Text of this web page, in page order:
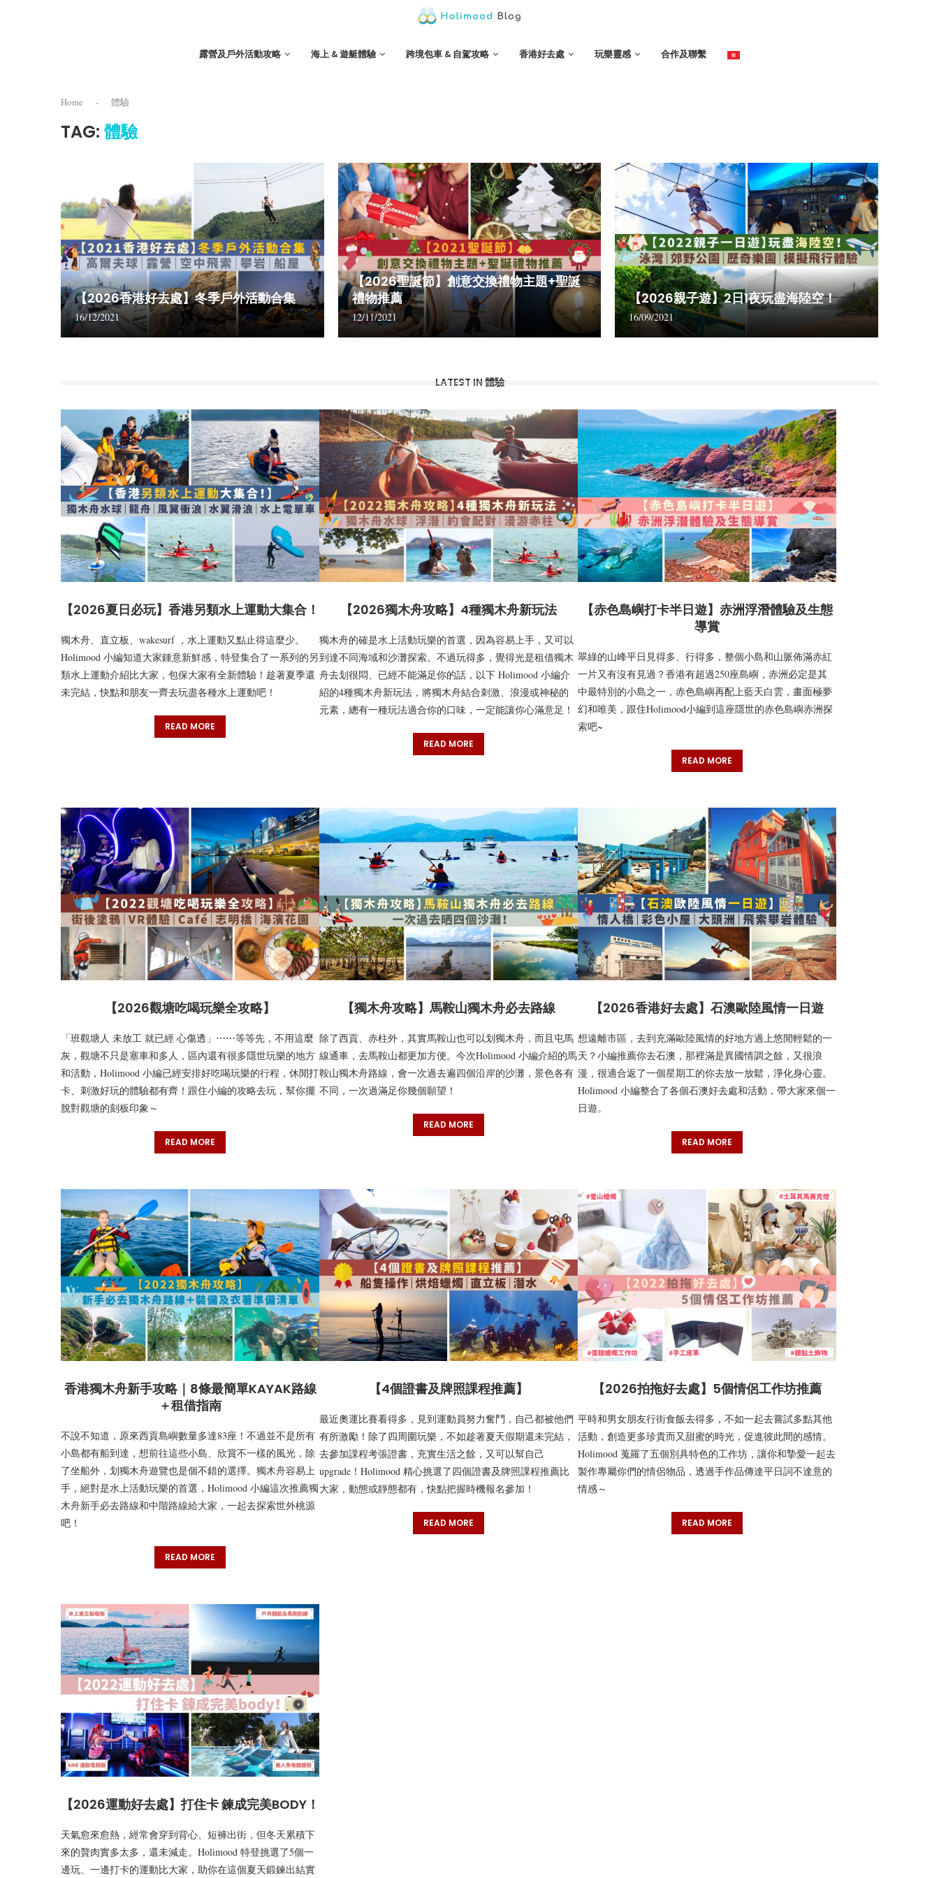
露營及戶外活動攻略 海上 & 遊艇體驗 跨境包車 & 自駕攻略 香港好去處 玩樂靈感 合作及聯繫
Home - 體驗
TAG: 體驗
【2026香港好去處】冬季戶外活動合集
16/12/2021
【2026聖誕節】創意交換禮物主題+聖誕
禮物推薦
12/11/2021
【2026親子遊】2日1夜玩盡海陸空！
16/09/2021
LATEST IN 體驗
【2026夏日必玩】香港另類水上運動大集合！
獨木舟、直立板、wakesurf ，水上運動又點止得這麼少。
Holimood 小編知道大家鍾意新鮮感，特登集合了一系列的另
類水上運動介紹比大家，包保大家有全新體驗！趁著夏季還
未完結，快點和朋友一齊去玩盡各種水上運動吧！
READ MORE
【2026獨木舟攻略】4種獨木舟新玩法
獨木舟的確是水上活動玩樂的首選，因為容易上手，又可以
到達不同海域和沙灘探索。不過玩得多，覺得光是租借獨木
舟去划很悶、已經不能滿足你的話，以下 Holimood 小編介
紹的4種獨木舟新玩法，將獨木舟結合刺激、浪漫或神秘的
元素，總有一種玩法適合你的口味，一定能讓你心滿意足！
READ MORE
【赤色島嶼打卡半日遊】赤洲浮潛體驗及生態
導賞
翠綠的山峰平日見得多、行得多，整個小島和山脈佈滿赤紅
一片又有沒有見過？香港有超過250座島嶼，赤洲必定是其
中最特別的小島之一，赤色島嶼再配上藍天白雲，畫面極夢
幻和唯美，跟住Holimood小編到這座隱世的赤色島嶼赤洲探
索吧~
READ MORE
【2026觀塘吃喝玩樂全攻略】
「班觀塘人 未放工 就已經 心傷透」⋯⋯等等先，不用這麼
灰，觀塘不只是塞車和多人，區內還有很多隱世玩樂的地方
和活動，Holimood 小編已經安排好吃喝玩樂的行程，休閒打
卡、刺激好玩的體驗都有齊！跟住小編的攻略去玩，幫你擺
脫對觀塘的刻板印象～
READ MORE
【獨木舟攻略】馬鞍山獨木舟必去路線
除了西貢、赤柱外，其實馬鞍山也可以划獨木舟，而且屯馬
線通車，去馬鞍山都更加方便。今次Holimood 小編介紹的馬
鞍山獨木舟路線，會一次過去遍四個沿岸的沙灘，景色各有
不同，一次過滿足你幾個願望！
READ MORE
【2026香港好去處】石澳歐陸風情一日遊
想遠離市區，去到充滿歐陸風情的好地方過上悠閒輕鬆的一
天？小編推薦你去石澳，那裡滿是異國情調之餘，又很浪
漫，很適合返了一個星期工的你去放一放鬆，淨化身心靈。
Holimood 小編整合了各個石澳好去處和活動，帶大家來個一
日遊。
READ MORE
香港獨木舟新手攻略｜8條最簡單KAYAK路線
＋租借指南
不說不知道，原來西貢島嶼數量多達83座！不過並不是所有
小島都有船到達，想前往這些小島、欣賞不一樣的風光，除
了坐船外，划獨木舟遊覽也是個不錯的選擇。獨木舟容易上
手，絕對是水上活動玩樂的首選，Holimood 小編這次推薦獨
木舟新手必去路線和中階路線給大家，一起去探索世外桃源
吧！
READ MORE
【4個證書及牌照課程推薦】
最近奧運比賽看得多，見到運動員努力奮鬥，自己都被他們
有所激勵！除了四周圍玩樂，不如趁著夏天假期還未完結，
去參加課程考張證書，充實生活之餘，又可以幫自己
upgrade！Holimood 精心挑選了四個證書及牌照課程推薦比
大家，動態或靜態都有，快點把握時機報名參加！
READ MORE
【2026拍拖好去處】5個情侶工作坊推薦
平時和男女朋友行街食飯去得多，不如一起去嘗試多點其他
活動，創造更多珍貴而又甜蜜的時光，促進彼此間的感情。
Holimood 蒐羅了五個別具特色的工作坊，讓你和摯愛一起去
製作專屬你們的情侶物品，透過手作品傳達平日詞不達意的
情感～
READ MORE
【2026運動好去處】打住卡 鍊成完美BODY！
天氣愈來愈熱，經常會穿到背心、短褲出街，但冬天累積下
來的贅肉實多太多，還未減走。Holimood 特登挑選了5個一
邊玩、一邊打卡的運動比大家，助你在這個夏天鍛鍊出結實